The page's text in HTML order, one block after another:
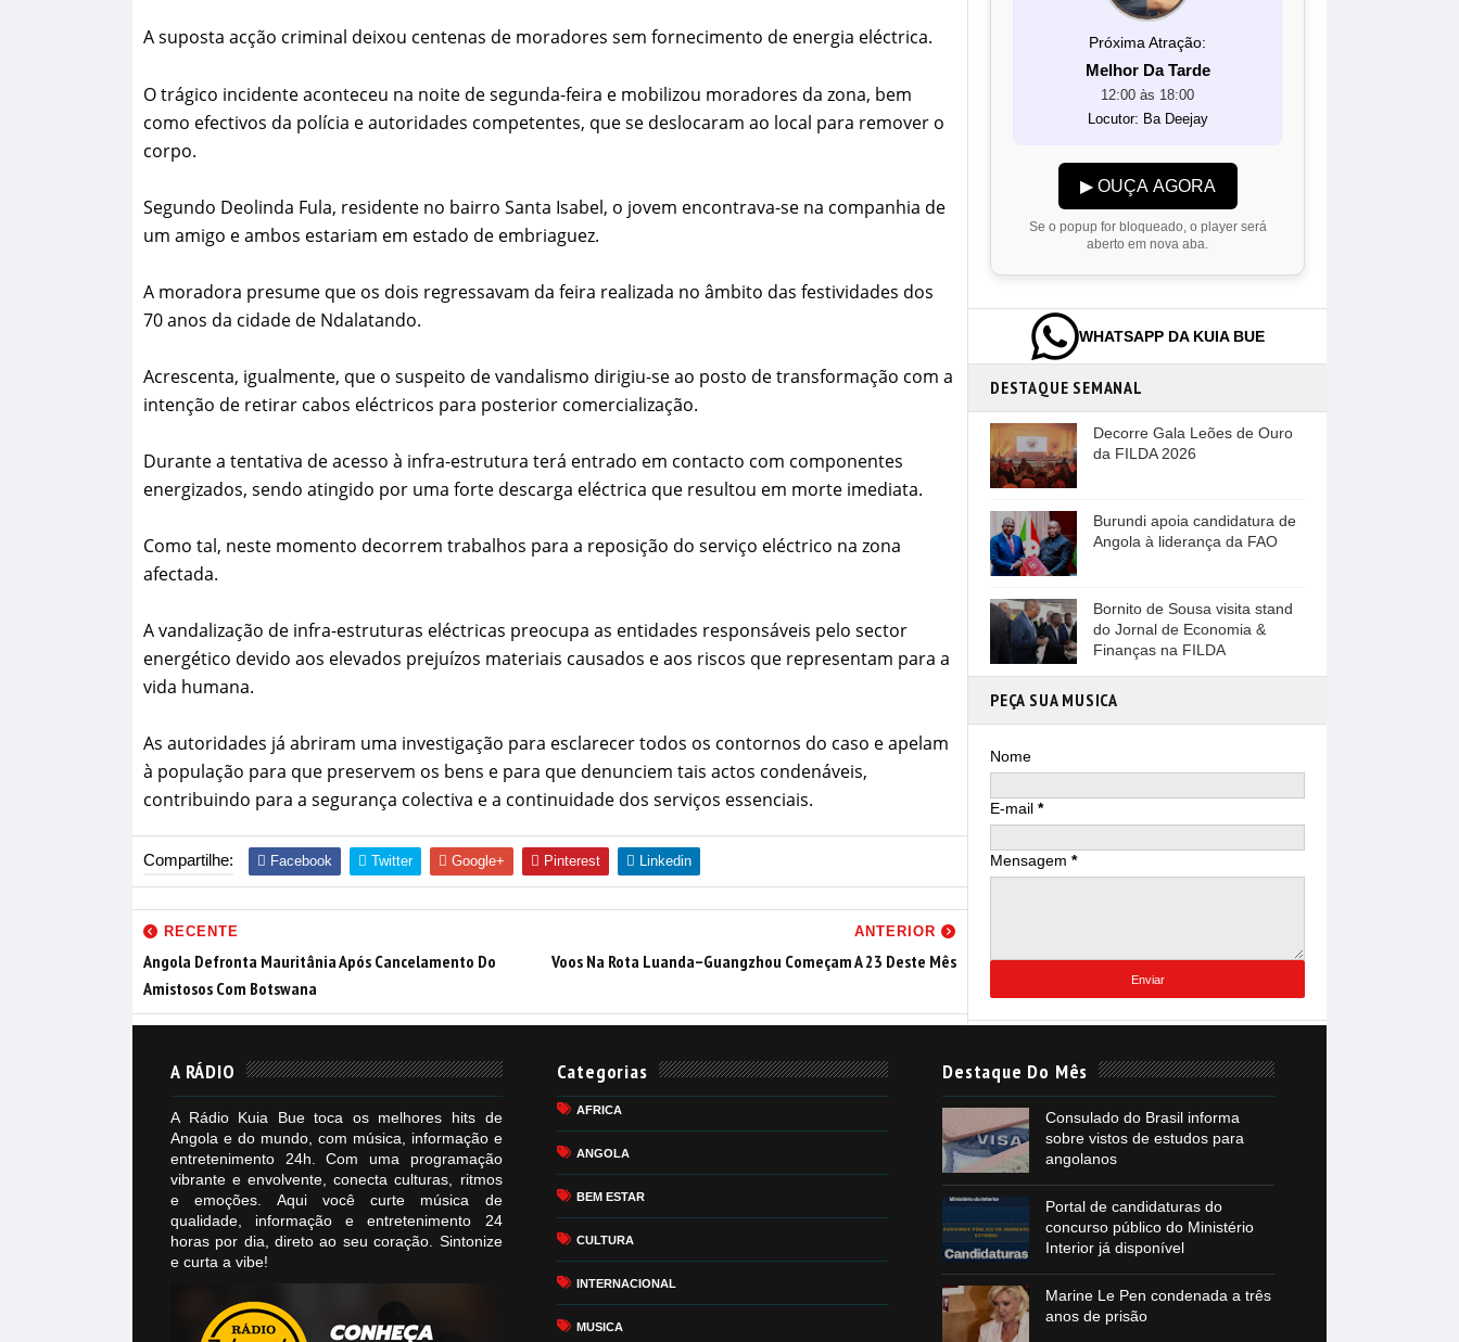
A suposta acção criminal deixou centenas de moradores sem fornecimento de energia eléctrica.
O trágico incidente aconteceu na noite de segunda-feira e mobilizou moradores da zona, bem
como efectivos da polícia e autoridades competentes, que se deslocaram ao local para remover o
corpo.
Segundo Deolinda Fula, residente no bairro Santa Isabel, o jovem encontrava-se na companhia de
um amigo e ambos estariam em estado de embriaguez.
A moradora presume que os dois regressavam da feira realizada no âmbito das festividades dos
70 anos da cidade de Ndalatando.
Acrescenta, igualmente, que o suspeito de vandalismo dirigiu-se ao posto de transformação com a
intenção de retirar cabos eléctricos para posterior comercialização.
Durante a tentativa de acesso à infra-estrutura terá entrado em contacto com componentes
energizados, sendo atingido por uma forte descarga eléctrica que resultou em morte imediata.
Como tal, neste momento decorrem trabalhos para a reposição do serviço eléctrico na zona
afectada.
A vandalização de infra-estruturas eléctricas preocupa as entidades responsáveis pelo sector
energético devido aos elevados prejuízos materiais causados e aos riscos que representam para a
vida humana.
As autoridades já abriram uma investigação para esclarecer todos os contornos do caso e apelam
à população para que preservem os bens e para que denunciem tais actos condenáveis,
contribuindo para a segurança colectiva e a continuidade dos serviços essenciais.
Compartilhe: Facebook Twitter Google+ Pinterest Linkedin
RECENTE
Angola Defronta Mauritânia Após Cancelamento Do
Amistosos Com Botswana
ANTERIOR
Voos Na Rota Luanda–Guangzhou Começam A 23 Deste Mês
Próxima Atração:
Melhor Da Tarde
12:00 às 18:00
Locutor: Ba Deejay
▶ OUÇA AGORA
Se o popup for bloqueado, o player será
aberto em nova aba.
WHATSAPP DA KUIA BUE
DESTAQUE SEMANAL
Decorre Gala Leões de Ouro
da FILDA 2026
Burundi apoia candidatura de
Angola à liderança da FAO
Bornito de Sousa visita stand
do Jornal de Economia &
Finanças na FILDA
PEÇA SUA MUSICA
Nome
E-mail *
Mensagem *
A RÁDIO
A Rádio Kuia Bue toca os melhores hits de
Angola e do mundo, com música, informação e
entretenimento 24h. Com uma programação
vibrante e envolvente, conecta culturas, ritmos
e emoções. Aqui você curte música de
qualidade, informação e entretenimento 24
horas por dia, direto ao seu coração. Sintonize
e curta a vibe!
Categorias
AFRICA
ANGOLA
BEM ESTAR
CULTURA
INTERNACIONAL
MUSICA
Destaque Do Mês
Consulado do Brasil informa
sobre vistos de estudos para
angolanos
Portal de candidaturas do
concurso público do Ministério
Interior já disponível
Marine Le Pen condenada a três
anos de prisão